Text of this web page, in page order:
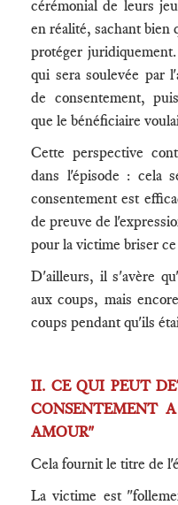
cérémonial de leurs
en réalité, sachant bien
protéger
qui sera soulevée par
de consentement,
que le bénéficiaire
Cette perspective
dans l'épisode : cela
consentement est
de preuve de
pour la victime briser
D'ailleurs, il s'avère
aux coups, mais
coups pendant qu'ils
II. CE QUI PEUT
CONSENTEMENT
AMOUR"
Cela fournit le titre de
La victime est